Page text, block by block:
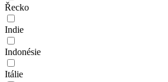
Řecko
Indie
Indonésie
Itálie